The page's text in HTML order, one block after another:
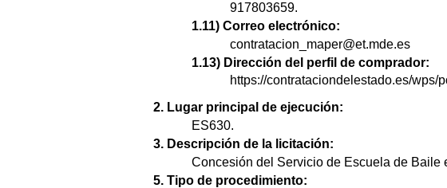
917803659.
1.11) Correo electrónico:
contratacion_maper@et.mde.es
1.13) Dirección del perfil de comprador:
https://contrataciondelestado.es/
2. Lugar principal de ejecución:
ES630.
3. Descripción de la licitación:
Concesión del Servicio de Escuela de Baile
5. Tipo de procedimiento: